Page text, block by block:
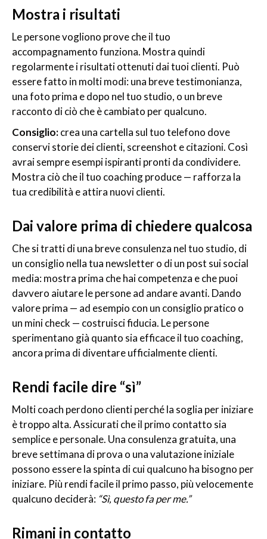
Mostra i risultati
Le persone vogliono prove che il tuo
accompagnamento funziona. Mostra quindi
regolarmente i risultati ottenuti dai tuoi clienti. Può
essere fatto in molti modi: una breve testimonianza,
una foto prima e dopo nel tuo studio, o un breve
racconto di ciò che è cambiato per qualcuno.
Consiglio:crea una cartella sul tuo telefono dove
conservi storie dei clienti, screenshot e citazioni. Così
avrai sempre esempi ispiranti pronti da condividere.
Mostra ciò che il tuo coaching produce — rafforza la
tua credibilità e attira nuovi clienti.
Dai valore prima di chiedere qualcosa
Che si tratti di una breve consulenza nel tuo studio, di
un consiglio nella tua newsletter o di un post sui social
media: mostra prima che hai competenza e che puoi
davvero aiutare le persone ad andare avanti. Dando
valore prima — ad esempio con un consiglio pratico o
un mini check — costruisci fiducia. Le persone
sperimentano già quanto sia efficace il tuo coaching,
ancora prima di diventare ufficialmente clienti.
Rendi facile dire “sì”
Molti coach perdono clienti perché la soglia per iniziare
è troppo alta. Assicurati che il primo contatto sia
semplice e personale. Una consulenza gratuita, una
breve settimana di prova o una valutazione iniziale
possono essere la spinta di cui qualcuno ha bisogno per
iniziare. Più rendi facile il primo passo, più velocemente
qualcuno deciderà: “Sì, questo fa per me.”
Rimani in contatto